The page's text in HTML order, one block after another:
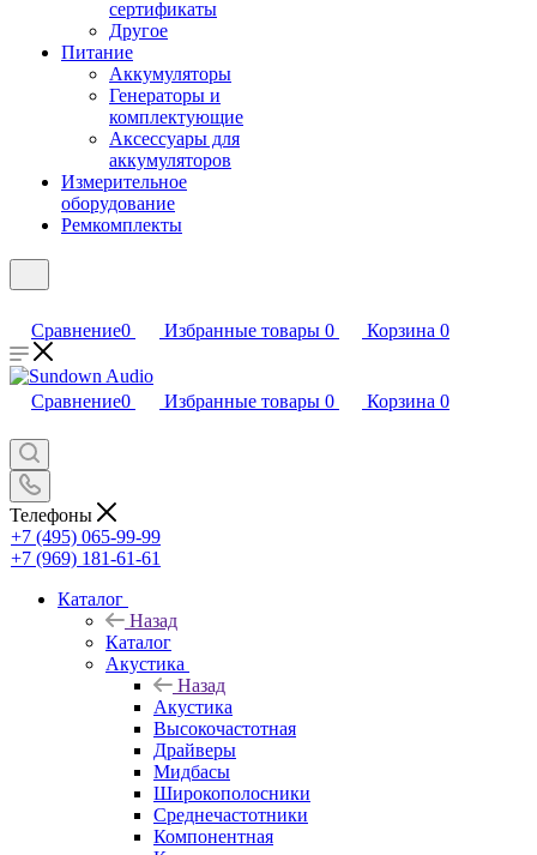
сертификаты
Другое
Питание
Аккумуляторы
Генераторы и
комплектующие
Аксессуары для
аккумуляторов
Измерительное
оборудование
Ремкомплекты
Сравнение0 Избранные товары 0 Корзина 0
Сравнение0 Избранные товары 0 Корзина 0
Телефоны
+7 (495) 065-99-99
+7 (969) 181-61-61
Каталог
Назад
Каталог
Акустика
Назад
Акустика
Высокочастотная
Драйверы
Мидбасы
Широкополосники
Среднечастотники
Компонентная